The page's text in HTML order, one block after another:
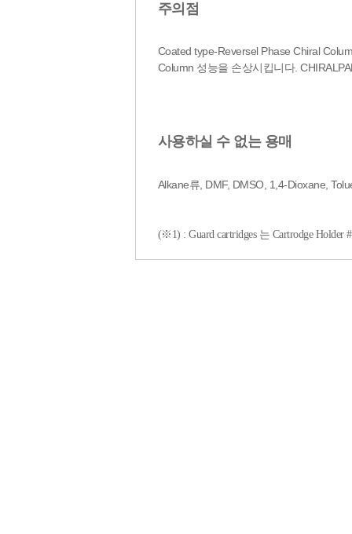
주의점
Coated type-Reversel Phase Chiral
Column 성능을 손상시킵니다.
사용하실 수 없는 용매
Alkane류, DMF, DMSO, 1,4-Dioxane,
(※1) : Guard cartridges 는 Cartrodge